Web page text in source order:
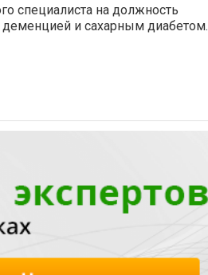
специалиста на должность
и сахарным диабетом.